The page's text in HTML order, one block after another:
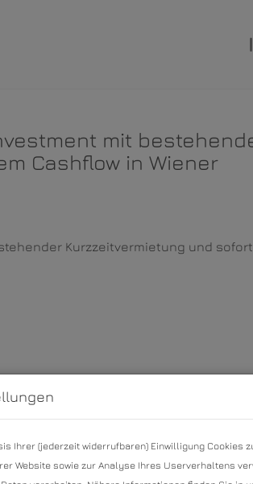
mit
Cashflow in Wiener
Ihrer (jederzeit widerrufbaren) Einwilligung Cookies
Website sowie zur Analyse Ihres Userverhaltens